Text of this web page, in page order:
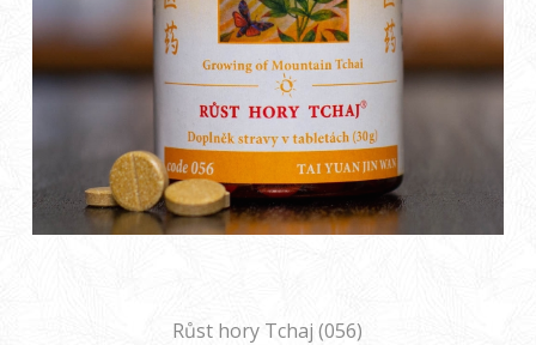
Růst hory Tchaj (056)